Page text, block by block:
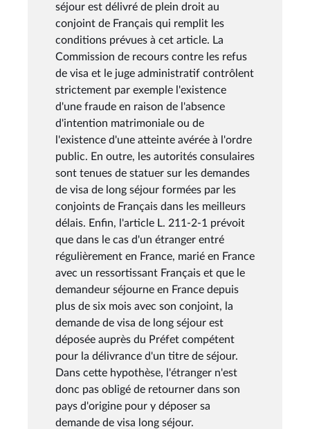
séjour est délivré de plein droit au
conjoint de Français qui remplit les
conditions prévues à cet article. La
Commission de recours contre les refus
de visa et le juge administratif contrôlent
strictement par exemple l'existence
d'une fraude en raison de l'absence
d'intention matrimoniale ou de
l'existence d'une atteinte avérée à l'ordre
public. En outre, les autorités consulaires
sont tenues de statuer sur les demandes
de visa de long séjour formées par les
conjoints de Français dans les meilleurs
délais. Enfin, l'article L. 211-2-1 prévoit
que dans le cas d'un étranger entré
régulièrement en France, marié en France
avec un ressortissant Français et que le
demandeur séjourne en France depuis
plus de six mois avec son conjoint, la
demande de visa de long séjour est
déposée auprès du Préfet compétent
pour la délivrance d'un titre de séjour.
Dans cette hypothèse, l'étranger n'est
donc pas obligé de retourner dans son
pays d'origine pour y déposer sa
demande de visa long séjour.